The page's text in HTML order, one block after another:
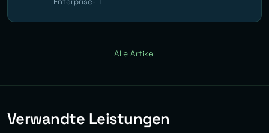
Alle Artikel
Verwandte Leistungen